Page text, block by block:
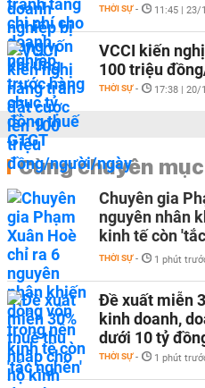
THỜI SỰ - 11:45 | 23/
VCCI kiến
100 triệu
THỜI SỰ - 17:38 | 20/
Cùng chuyên mục
Chuyên gia
nguyên nhân
kinh tế còn
THỜI SỰ - 1 phút
Đề xuất miễn
kinh doanh,
dưới 10 tỷ
THỜI SỰ - 1 phút